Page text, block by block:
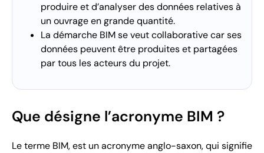
produire et d’analyser des données relatives à
un ouvrage en grande quantité.
La démarche BIM se veut collaborative car ses
données peuvent être produites et partagées
par tous les acteurs du projet.
Que désigne l’acronyme BIM ?
Le terme BIM, est un acronyme anglo-saxon, qui signifie